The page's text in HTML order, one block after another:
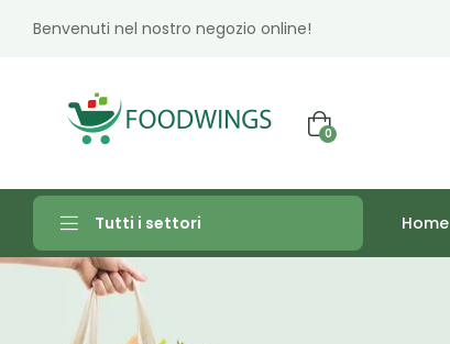
Benvenuti nel nostro negozio online!
0
Tutti i settori Home